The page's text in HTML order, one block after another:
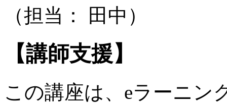
（担当： 田中）
【講師支援】
この講座は、eラーニン